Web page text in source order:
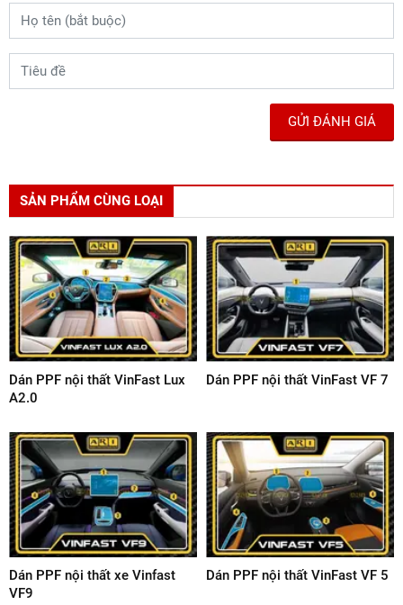
GỬI ĐÁNH GIÁ
SẢN PHẨM CÙNG LOẠI
Dán PPF nội thất VinFast Lux
A2.0
Dán PPF nội thất VinFast VF 7
Dán PPF nội thất xe Vinfast
VF9
Dán PPF nội thất VinFast VF 5